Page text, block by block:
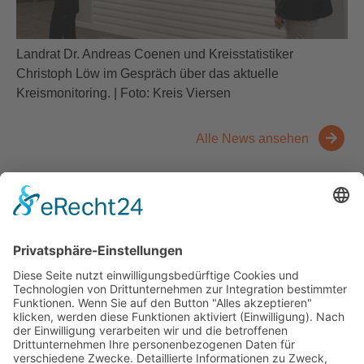
Landrat Dr. Andreas Coenen und Kreisstatistiker
Christoph Löw im Gespräch über das aktuelle
Kreismonitoring. | Foto: Kreis Viersen
Alle News ansehen